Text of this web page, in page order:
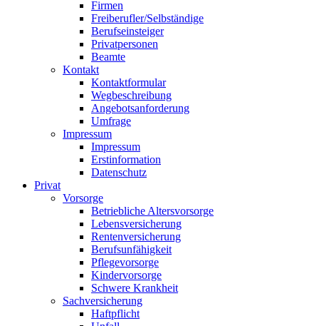
Firmen
Freiberufler/Selbständige
Berufseinsteiger
Privatpersonen
Beamte
Kontakt
Kontaktformular
Wegbeschreibung
Angebotsanforderung
Umfrage
Impressum
Impressum
Erstinformation
Datenschutz
Privat
Vorsorge
Betriebliche Altersvorsorge
Lebensversicherung
Rentenversicherung
Berufsunfähigkeit
Pflegevorsorge
Kindervorsorge
Schwere Krankheit
Sachversicherung
Haftpflicht